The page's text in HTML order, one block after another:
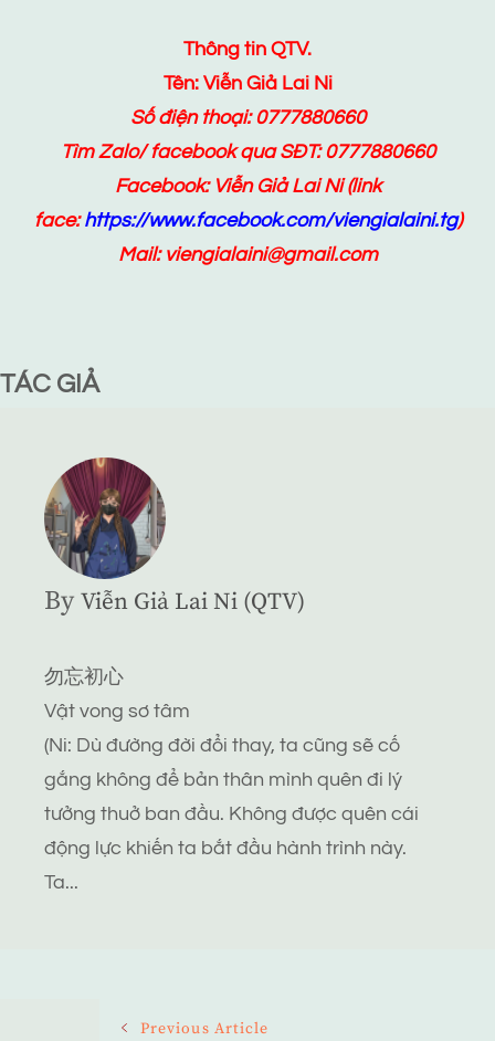
Thông tin QTV.
Tên: Viễn Giả Lai Ni
Số điện thoại: 0777880660
Tìm Zalo/ facebook qua SĐT: 0777880660
Facebook: Viễn Giả Lai Ni(link
face:https://www.facebook.com/viengialaini.tg)
Mail: viengialaini@gmail.com
TÁC GIẢ
By Viễn Giả Lai Ni (QTV)
勿忘初心
Vật vong sơ tâm
(Ni: Dù đường đời đổi thay, ta cũng sẽ cố
gắng không để bản thân mình quên đi lý
tưởng thuở ban đầu. Không được quên cái
động lực khiến ta bắt đầu hành trình này.
Ta...
Previous Article